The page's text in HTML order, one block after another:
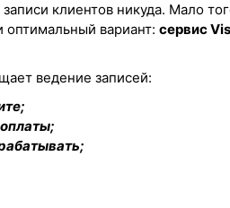
клиентов никуда. Мало
вариант: сервис
ведение записей: